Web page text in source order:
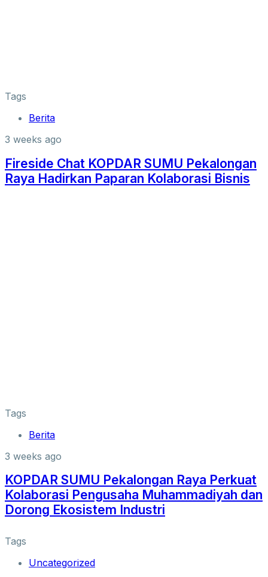
Tags
Berita
3 weeks ago
Fireside Chat KOPDAR SUMU Pekalongan
Raya Hadirkan Paparan Kolaborasi Bisnis
Tags
Berita
3 weeks ago
KOPDAR SUMU Pekalongan Raya Perkuat
Kolaborasi Pengusaha Muhammadiyah dan
Dorong Ekosistem Industri
Tags
Uncategorized